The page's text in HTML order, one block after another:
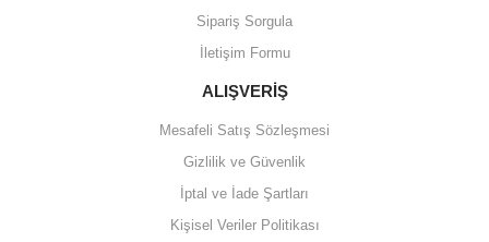
Sipariş Sorgula
İletişim Formu
ALIŞVERİŞ
Mesafeli Satış Sözleşmesi
Gizlilik ve Güvenlik
İptal ve İade Şartları
Kişisel Veriler Politikası